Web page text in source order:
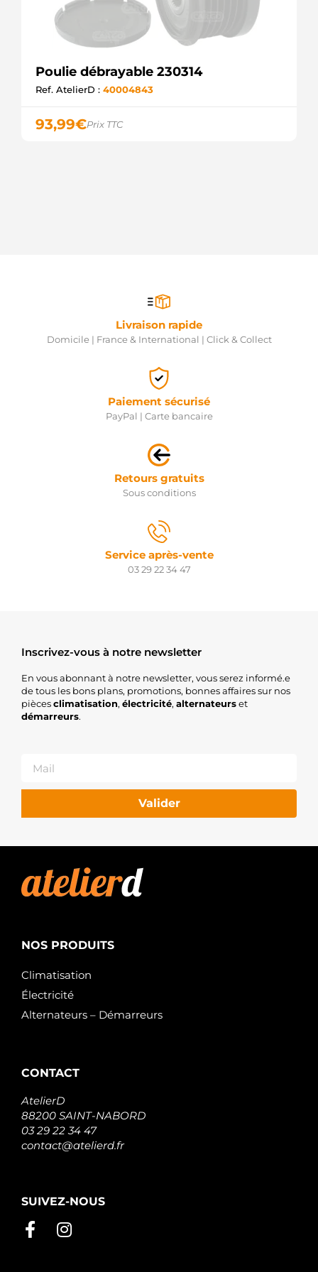
Poulie débrayable 230314
Ref. AtelierD : 40004843
93,99€Prix TTC
Livraison rapide
Domicile | France & International | Click & Collect
Paiement sécurisé
PayPal | Carte bancaire
Retours gratuits
Sous conditions
Service après-vente
03 29 22 34 47
Inscrivez-vous à notre newsletter
En vous abonnant à notre newsletter, vous serez informé.e
de tous les bons plans, promotions, bonnes affaires sur nos
piècesclimatisation, électricité, alternateurset
démarreurs.
Valider
NOS PRODUITS
Climatisation
Électricité
Alternateurs – Démarreurs
CONTACT
AtelierD
88200 SAINT-NABORD
03 29 22 34 47
contact@atelierd.fr
SUIVEZ-NOUS